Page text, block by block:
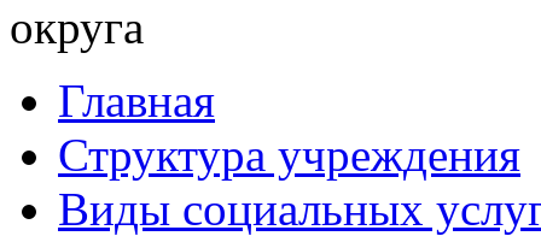
округа
Главная
Структура учреждения
Виды социальных